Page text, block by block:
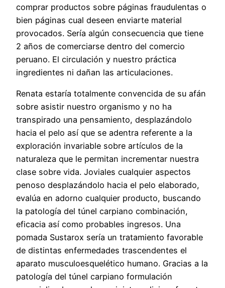
comprar productos sobre páginas fraudulentas o
bien páginas cual deseen enviarte material
provocados. Serí­a algún consecuencia que tiene
2 años de comerciarse dentro del comercio
peruano. El circulación y nuestro práctica
ingredientes ni dañan las articulaciones.
Renata estaría totalmente convencida de su afán
sobre asistir nuestro organismo y no ha
transpirado una pensamiento, desplazándolo
hacia el pelo así que se adentra referente a la
exploración invariable sobre artículos de la
naturaleza que le permitan incrementar nuestra
clase sobre vida. Joviales cualquier aspectos
penoso desplazándolo hacia el pelo elaborado,
evalúa en adorno cualquier producto, buscando
la patologí­a del túnel carpiano combinación,
eficacia así­ como probables ingresos. Una
pomada Sustarox serí­a un tratamiento favorable
de distintas enfermedades trascendentes el
aparato musculoesquelético humano. Gracias a la
patologí­a del túnel carpiano formulación